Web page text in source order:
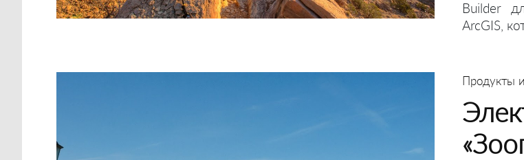
Builder
ArcGIS,
Продукты